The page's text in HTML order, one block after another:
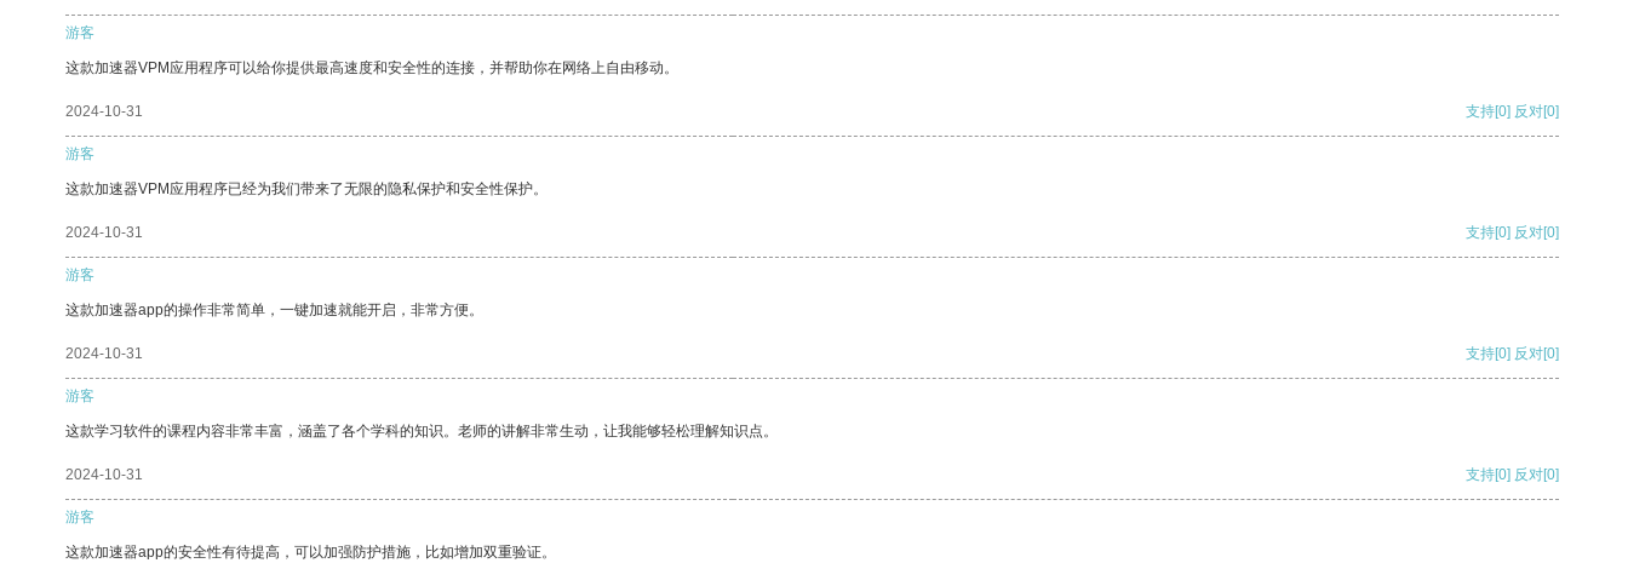
游客
这款加速器VPM应用程序可以给你提供最高速度和安全性的连接，并帮助你在网络上自由移动。
2024-10-31 支持[0] 反对[0]
游客
这款加速器VPM应用程序已经为我们带来了无限的隐私保护和安全性保护。
2024-10-31 支持[0] 反对[0]
游客
这款加速器app的操作非常简单，一键加速就能开启，非常方便。
2024-10-31 支持[0] 反对[0]
游客
这款学习软件的课程内容非常丰富，涵盖了各个学科的知识。老师的讲解非常生动，让我能够轻松理解知识点。
2024-10-31 支持[0] 反对[0]
游客
这款加速器app的安全性有待提高，可以加强防护措施，比如增加双重验证。